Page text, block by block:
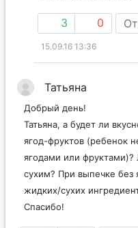
3 0
15.09.16 13:36
Татьяна
Добрый день!
Татьяна, а будет ли
ягод-фруктов (ребенок
ягодами или
сухим? При выпечке без
жидких/сухих
Спасибо!